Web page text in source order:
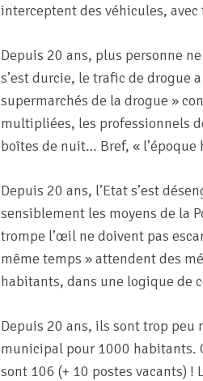
interceptent des véhicules,
Depuis 20 ans, plus personne
s’est durcie, le trafic de drogue
supermarchés de la drogue »
multipliées, les professionnels
boîtes de nuit… Bref, « l’époque
Depuis 20 ans, l’Etat s’est
sensiblement les moyens de la
trompe l’œil ne doivent pas
même temps » attendent des
habitants, dans une logique de
Depuis 20 ans, ils sont trop peu
municipal pour 1000 habitants.
sont 106 (+ 10 postes vacants) !